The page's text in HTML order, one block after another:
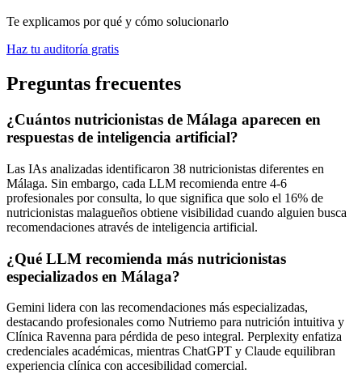
Te explicamos por qué y cómo solucionarlo
Haz tu auditoría gratis
Preguntas frecuentes
¿Cuántos nutricionistas de Málaga aparecen en
respuestas de inteligencia artificial?
Las IAs analizadas identificaron 38 nutricionistas diferentes en
Málaga. Sin embargo, cada LLM recomienda entre 4-6
profesionales por consulta, lo que significa que solo el 16% de
nutricionistas malagueños obtiene visibilidad cuando alguien busca
recomendaciones através de inteligencia artificial.
¿Qué LLM recomienda más nutricionistas
especializados en Málaga?
Gemini lidera con las recomendaciones más especializadas,
destacando profesionales como Nutriemo para nutrición intuitiva y
Clínica Ravenna para pérdida de peso integral. Perplexity enfatiza
credenciales académicas, mientras ChatGPT y Claude equilibran
experiencia clínica con accesibilidad comercial.